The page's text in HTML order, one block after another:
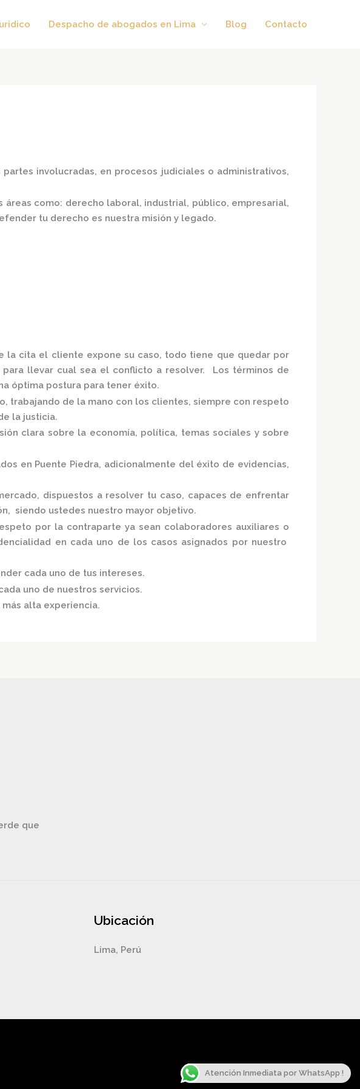
Despacho de abogados en Lima Blog Contacto
involucradas, en procesos judiciales o administrativos,
como: derecho laboral, industrial, público, empresarial,
tu derecho es nuestra misión y legado.
la cita el cliente expone su caso, todo tiene que quedar por
llevar cual sea el conflicto a resolver. Los términos de
óptima postura para tener éxito.
trabajando de la mano con los clientes, siempre con respeto
la justicia.
clara sobre la economía, política, temas sociales y sobre
en Puente Piedra, adicionalmente del éxito de evidencias,
, dispuestos a resolver tu caso, capaces de enfrentar
siendo ustedes nuestro mayor objetivo.
por la contraparte ya sean colaboradores auxiliares o
en cada uno de los casos asignados por nuestro
cada uno de tus intereses.
uno de nuestros servicios.
alta experiencia.
que
Ubicación
Lima, Perú
Atención Inmediata por WhatsApp !